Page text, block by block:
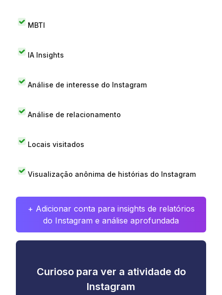
MBTI
IA Insights
Análise de interesse do Instagram
Análise de relacionamento
Locais visitados
Visualização anônima de histórias do Instagram
+ Adicionar conta para insights de relatórios
do Instagram e análise aprofundada
Curioso para ver a atividade do
Instagram